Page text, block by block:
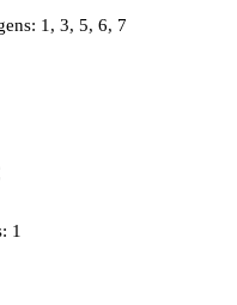
1, 3, 5, 6, 7
1